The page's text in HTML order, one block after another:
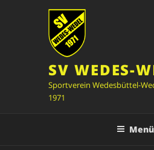
SV WEDES-
Sportverein Wedesbüttel-
1971
Menü